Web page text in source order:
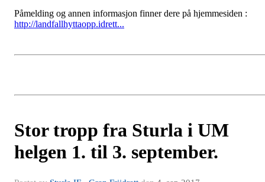
Påmelding og annen informasjon finner dere på hjemmesiden :
http://landfallhyttaopp.idrett...
Stor tropp fra Sturla i UM
helgen 1. til 3. september.